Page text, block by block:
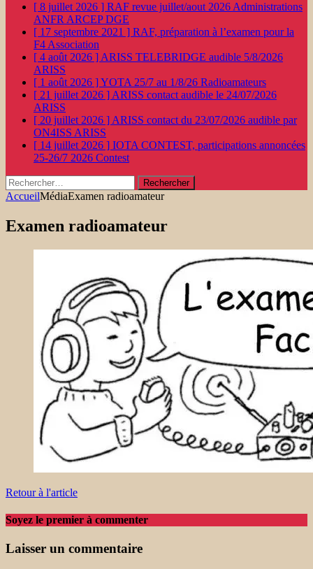
[ 8 juillet 2026 ] RAF revue juillet/aout 2026 Administrations
ANFR ARCEP DGE
[ 17 septembre 2021 ] RAF, préparation à l’examen pour la
F4 Association
[ 4 août 2026 ] ARISS TELEBRIDGE audible 5/8/2026
ARISS
[ 1 août 2026 ]YOTA 25/7 au 1/8/26 Radioamateurs
[ 21 juillet 2026 ] ARISS contact audible le 24/07/2026
ARISS
[ 20 juillet 2026 ] ARISS contact du 23/07/2026 audible par
ON4ISS ARISS
[ 14 juillet 2026 ] IOTA CONTEST, participations annoncées
25-26/7 2026 Contest
Rechercher :
AccueilMédiaExamen radioamateur
Examen radioamateur
Retour à l'article
Soyez le premier à commenter
Laisser un commentaire